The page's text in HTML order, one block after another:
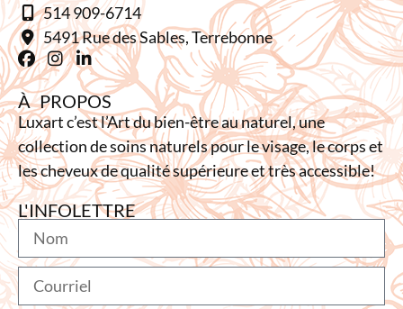
514 909-6714
5491 Rue des Sables, Terrebonne
À PROPOS
Luxart c’est l’Art du bien-être au naturel, une
collection de soins naturels pour le visage, le corps et
les cheveux de qualité supérieure et très accessible!
L'INFOLETTRE